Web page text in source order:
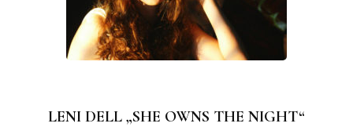
LENI DELL „SHE OWNS THE NIGHT“